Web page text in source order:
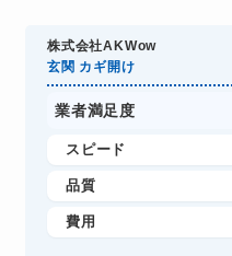
株式会社AKWow
玄関 カギ開け
業者満足度
スピード
品質
費用